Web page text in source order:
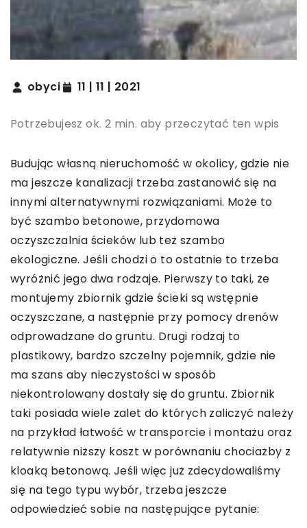
obyci 11 | 11 | 2021
Potrzebujesz ok. 2 min. aby przeczytać ten wpis
Budując własną nieruchomość w okolicy, gdzie nie
ma jeszcze kanalizacji trzeba zastanowić się na
innymi alternatywnymi rozwiązaniami. Może to
być szambo betonowe, przydomowa
oczyszczalnia ścieków lub też szambo
ekologiczne. Jeśli chodzi o to ostatnie to trzeba
wyróżnić jego dwa rodzaje. Pierwszy to taki, że
montujemy zbiornik gdzie ścieki są wstępnie
oczyszczane, a następnie przy pomocy drenów
odprowadzane do gruntu. Drugi rodzaj to
plastikowy, bardzo szczelny pojemnik, gdzie nie
ma szans aby nieczystości w sposób
niekontrolowany dostały się do gruntu. Zbiornik
taki posiada wiele zalet do których zaliczyć należy
na przykład łatwość w transporcie i montażu oraz
relatywnie niższy koszt w porównaniu chociażby z
kloaką betonową. Jeśli więc już zdecydowaliśmy
się na tego typu wybór, trzeba jeszcze
odpowiedzieć sobie na następujące pytanie: